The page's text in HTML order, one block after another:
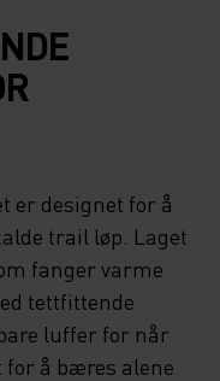
er designet for å
trail løp. Laget
fanger varme
tettfittende
luffer for når
for å bæres alene